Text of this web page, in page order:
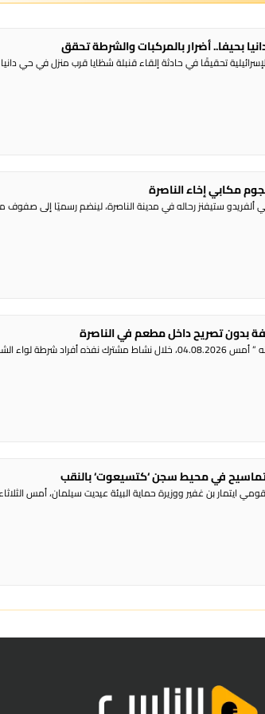
بحيفا.. أضرار بالمركبات والشرطة تحقق
تحقيقًا في حادثة إلقاء قنبلة شظايا قرب منزل في حي دانيا
مكابي إخاء الناصرة
ستيفنز رحاله في مدينة الناصرة، لينضم رسميًا إلى صفوف
تصريح داخل مطعم في الناصرة
راديو الناس – بث مباشر أعلنت الشرطة أنه ” أمس 04.08.2026، خلال نشاط مشترك نفذه أفراد شرطة
في محيط سجن ‘كتسيعوت‘ بالنقب
ايتمار بن غفير ووزيرة حماية البيئة عيديت سيلمان، أمس